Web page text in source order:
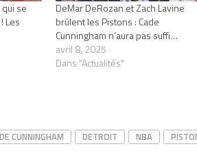
se
Les
DeMar DeRozan et Zach Lavine
brûlent les Pistons : Cade
Cunningham n’aura pas suffi…
avril 8, 2025
Dans "Actualités"
CUNNINGHAM DETROIT NBA